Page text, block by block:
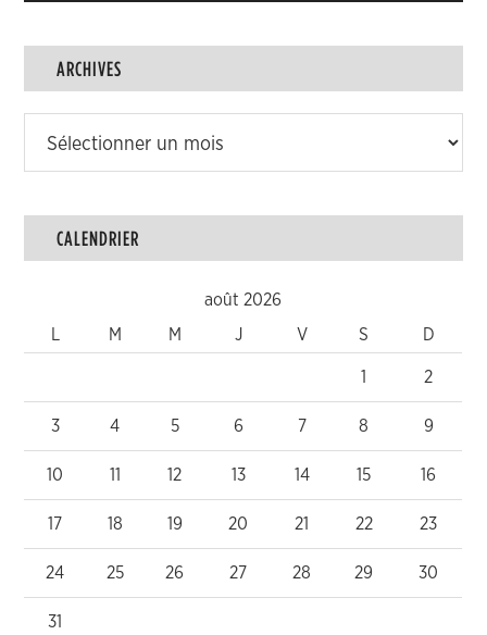
ARCHIVES
CALENDRIER
août 2026
M M J V S D
1 2
3 4 5 6 7 8 9
10 11 12 13 14 15 16
17 18 19 20 21 22 23
24 25 26 27 28 29 30
31